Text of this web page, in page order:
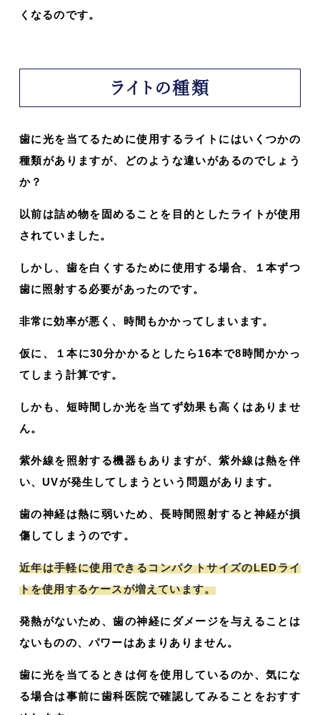
くなるのです。
ライトの種類
歯に光を当てるために使用するライトにはいくつかの
種類がありますが、どのような違いがあるのでしょう
か？
以前は詰め物を固めることを目的としたライトが使用
されていました。
しかし、歯を白くするために使用する場合、１本ずつ
歯に照射する必要があったのです。
非常に効率が悪く、時間もかかってしまいます。
仮に、１本に30分かかるとしたら16本で8時間かかっ
てしまう計算です。
しかも、短時間しか光を当てず効果も高くはありませ
ん。
紫外線を照射する機器もありますが、紫外線は熱を伴
い、UVが発生してしまうという問題があります。
歯の神経は熱に弱いため、長時間照射すると神経が損
傷してしまうのです。
近年は手軽に使用できるコンパクトサイズのLEDライ
トを使用するケースが増えています。
発熱がないため、歯の神経にダメージを与えることは
ないものの、パワーはあまりありません。
歯に光を当てるときは何を使用しているのか、気にな
る場合は事前に歯科医院で確認してみることをおすす